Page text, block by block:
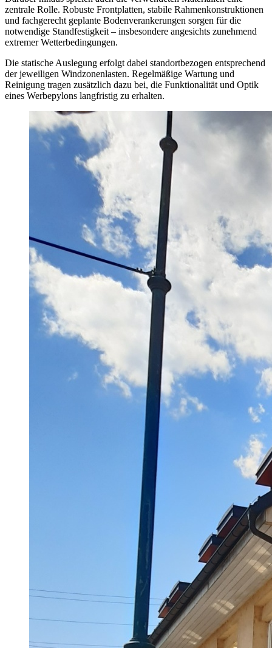
zentrale Rolle. Robuste Frontplatten, stabile Rahmenkonstruktionen
und fachgerecht geplante Bodenverankerungen sorgen für die
notwendige Standfestigkeit – insbesondere angesichts zunehmend
extremer Wetterbedingungen.
Die statische Auslegung erfolgt dabei standortbezogen entsprechend
der jeweiligen Windzonenlasten. Regelmäßige Wartung und
Reinigung tragen zusätzlich dazu bei, die Funktionalität und Optik
eines Werbepylons langfristig zu erhalten.